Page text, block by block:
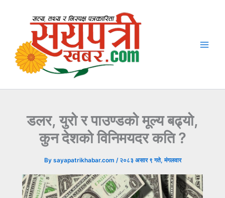
डलर, युरो र पाउण्डको मूल्य बढ्यो,
कुन देशको विनिमयदर कति ?
By sayapatrikhabar.com / २०८३ असार ९ गते, मंगलवार